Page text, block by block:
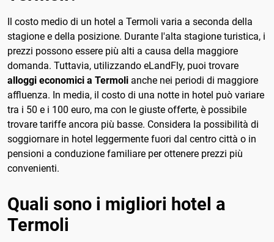
Il costo medio di un hotel a Termoli varia a seconda della
stagione e della posizione. Durante l'alta stagione turistica, i
prezzi possono essere più alti a causa della maggiore
domanda. Tuttavia, utilizzando eLandFly, puoi trovare
alloggi economici a Termoli anche nei periodi di maggiore
affluenza. In media, il costo di una notte in hotel può variare
tra i 50 e i 100 euro, ma con le giuste offerte, è possibile
trovare tariffe ancora più basse. Considera la possibilità di
soggiornare in hotel leggermente fuori dal centro città o in
pensioni a conduzione familiare per ottenere prezzi più
convenienti.
Quali sono i migliori hotel a
Termoli